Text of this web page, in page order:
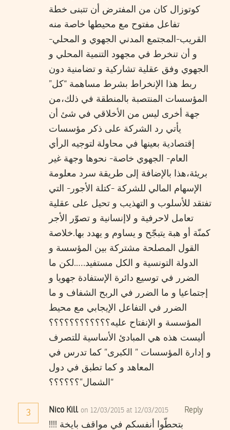
كوتوزال كان من المفترض أن تتبنى خطة
تفاعل مفتوح مع محيطها خاصة منه
القريب-المجتمع المدني الجهوي و المحلي-
و أن تنخرط في مجهود التنمية المحلي و
الجهوي وفق عقلية تشاركية و تضامنية دون
ربط هذا الإنخراط بشرط مساهمة “كل”
المؤسسات المنتصبة بالمنطقة في ذلك،من
جهة أخرى ليس من الأخلاقي في شئ أن
يأتي رد الشركة على ذكر مؤسسات
إقتصادية بعينها في محاولة لتوجيه الرأي
العام- الجهوي خاصة- نحوها وجهة غير
بريئة،هذا بالإضافة إلى طريقة سرد معلومة
الإسهام المالي للشركة -كتلة الأجور- التي
تفتقد للأسلوب و التهذيب و تحيل على عقلية
تعامل لاحرفية و لاإنسانية و تصوّر الأجر
كمنّة أو هبة يتبجّح و يساوم و يهدد بها.خلاصة
القول المصلحة مشتركة بين المؤسسة و
الدولة التونسية و الكل مستفيد…..لكن ما
الضرر في توسيع دائرة الإستفادة جهويا و
إجتماعيا و ما الضرر في الربح الشفاف و ما
الضرر في التفاعل الإيجابي مع محيط
المؤسسة و الإنفتاح عليه؟؟؟؟؟؟؟؟؟؟؟؟
أليست هذه هي المبادئ الأساسية للتصرف
و إدارة المؤسسات ” الكبرى” كما تدرس في
المعاهد و كما تطبق في دول
“الشمال”؟؟؟؟؟؟
3 Nico Kill on 12/03/2015 at 12/03/2015 Reply
بتحطّوا أنفسكم في مواقف بايخة !!!!